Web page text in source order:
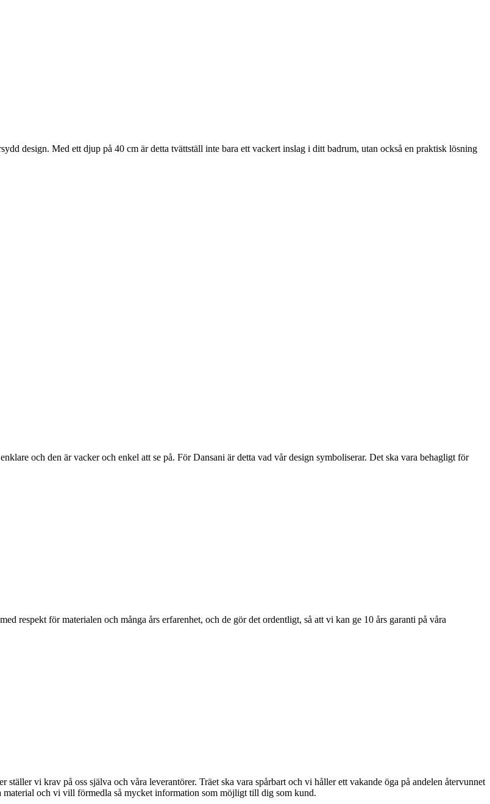
design. Med ett djup på 40 cm är detta tvättställ inte bara ett vackert inslag i ditt badrum, utan också en praktisk lösning
och den är vacker och enkel att se på. För Dansani är detta vad vår design symboliserar. Det ska vara behagligt för
respekt för materialen och många års erfarenhet, och de gör det ordentligt, så att vi kan ge 10 års garanti på våra
vi krav på oss själva och våra leverantörer. Träet ska vara spårbart och vi håller ett vakande öga på andelen återvunnet
och vi vill förmedla så mycket information som möjligt till dig som kund.